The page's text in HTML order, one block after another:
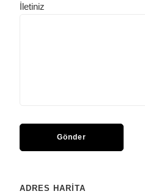
İletiniz
ADRES HARİTA